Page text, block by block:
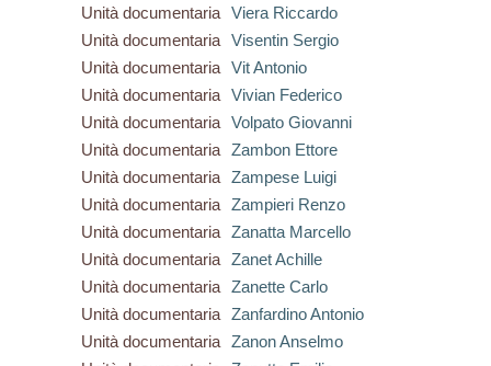
Unità documentaria
Viera Riccardo
Unità documentaria
Visentin Sergio
Unità documentaria
Vit Antonio
Unità documentaria
Vivian Federico
Unità documentaria
Volpato Giovanni
Unità documentaria
Zambon Ettore
Unità documentaria
Zampese Luigi
Unità documentaria
Zampieri Renzo
Unità documentaria
Zanatta Marcello
Unità documentaria
Zanet Achille
Unità documentaria
Zanette Carlo
Unità documentaria
Zanfardino Antonio
Unità documentaria
Zanon Anselmo